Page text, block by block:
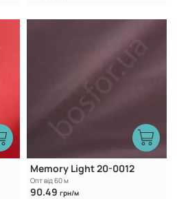
Memory Light 20-0012
Опт від 60 м
90.49 грн/м